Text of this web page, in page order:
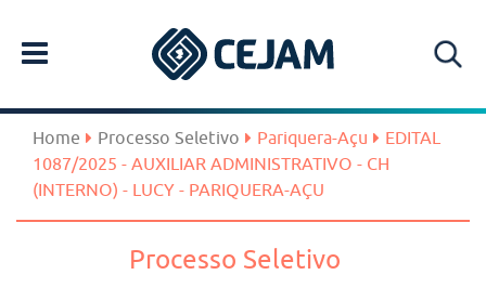
Home Processo Seletivo Pariquera-Açu
EDITAL
1087/2025 - AUXILIAR ADMINISTRATIVO - CH
(INTERNO) - LUCY - PARIQUERA-AÇU
Processo Seletivo